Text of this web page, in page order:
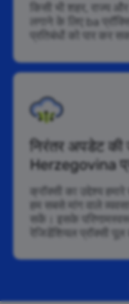
किसी भी शहर, राज्य
लगाने के लिए ba
प्रतिबंधों को पार कर
निरंतर अपडेट की
Herzegovina
क्रॉक्सी का उद्देश्य
हम सबसे मांग वाले
सकें। इसके
रेजिडेंशियल प्रॉक्सी पूल